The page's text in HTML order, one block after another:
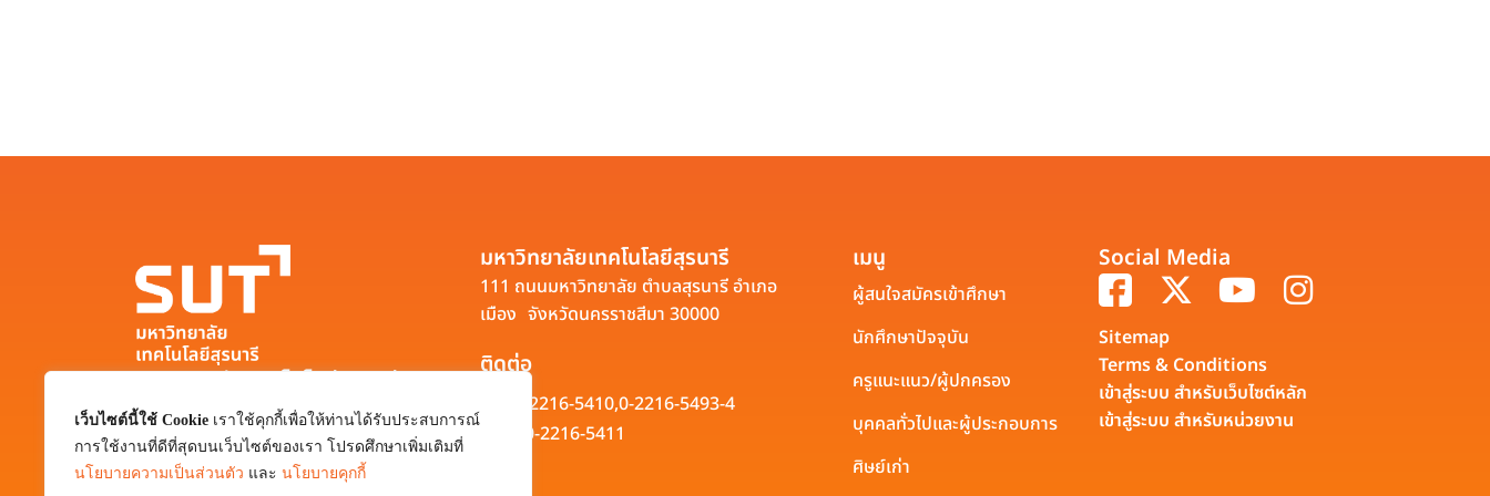
เว็บไซต์นี้ใช้ Cookie เราใช้คุกกี้เพื่อให้ท่านได้รับประสบการณ์
การใช้งานที่ดีที่สุดบนเว็บไซต์ของเรา โปรดศึกษาเพิ่มเติมที่
นโยบายความเป็นส่วนตัว และ นโยบายคุกกี้
มหาวิทยาลัยเทคโนโลยีสุรนารี
111 ถนนมหาวิทยาลัย ตำบลสุรนารี อำเภอ
เมือง จังหวัดนครราชสีมา 30000
0-4422-3000
มหาวิทยาลัยเทคโนโลยีสุรนารี
111 ถนนมหาวิทยาลัย ตำบลสุรนารี อำเภอ
เมือง จังหวัดนครราชสีมา 30000
ติดต่อ
0-2216-5410,0-2216-5493-4
0-2216-5411
เมนู
ผู้สนใจสมัครเข้าศึกษา
นักศึกษาปัจจุบัน
ครูแนะแนว/ผู้ปกครอง
บุคคลทั่วไปและผู้ประกอบการ
ศิษย์เก่า
Social Media
Sitemap
Terms & Conditions
เข้าสู่ระบบ สำหรับเว็บไซต์หลัก
เข้าสู่ระบบ สำหรับหน่วยงาน